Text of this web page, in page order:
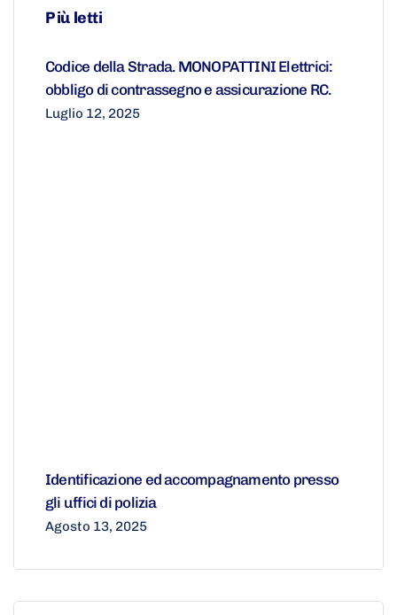
Più letti
Codice della Strada. MONOPATTINI Elettrici:
obbligo di contrassegno e assicurazione RC.
Luglio 12, 2025
Identificazione ed accompagnamento presso
gli uffici di polizia
Agosto 13, 2025